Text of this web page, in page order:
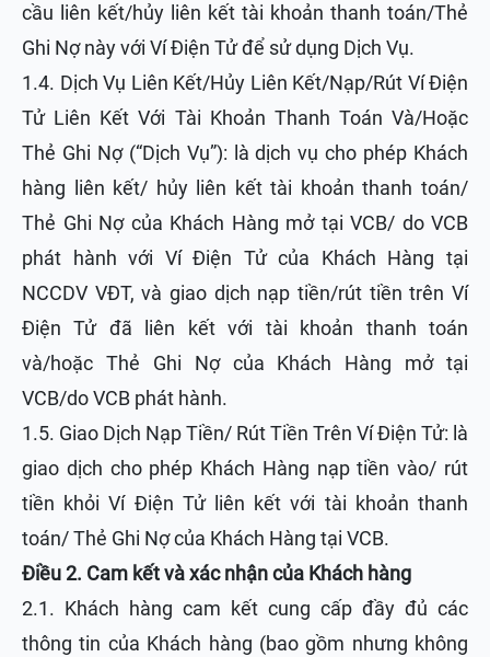
cầu liên kết/hủy liên kết tài khoản thanh toán/Thẻ
Ghi Nợ này với Ví Điện Tử để sử dụng Dịch Vụ.
1.4. Dịch Vụ Liên Kết/Hủy Liên Kết/Nạp/Rút Ví Điện
Tử Liên Kết Với Tài Khoản Thanh Toán Và/Hoặc
Thẻ Ghi Nợ (“Dịch Vụ”): là dịch vụ cho phép Khách
hàng liên kết/ hủy liên kết tài khoản thanh toán/
Thẻ Ghi Nợ của Khách Hàng mở tại VCB/ do VCB
phát hành với Ví Điện Tử của Khách Hàng tại
NCCDV VĐT, và giao dịch nạp tiền/rút tiền trên Ví
Điện Tử đã liên kết với tài khoản thanh toán
và/hoặc Thẻ Ghi Nợ của Khách Hàng mở tại
VCB/do VCB phát hành.
1.5. Giao Dịch Nạp Tiền/ Rút Tiền Trên Ví Điện Tử: là
giao dịch cho phép Khách Hàng nạp tiền vào/ rút
tiền khỏi Ví Điện Tử liên kết với tài khoản thanh
toán/ Thẻ Ghi Nợ của Khách Hàng tại VCB.
Điều 2. Cam kết và xác nhận của Khách hàng
2.1. Khách hàng cam kết cung cấp đầy đủ các
thông tin của Khách hàng (bao gồm nhưng không